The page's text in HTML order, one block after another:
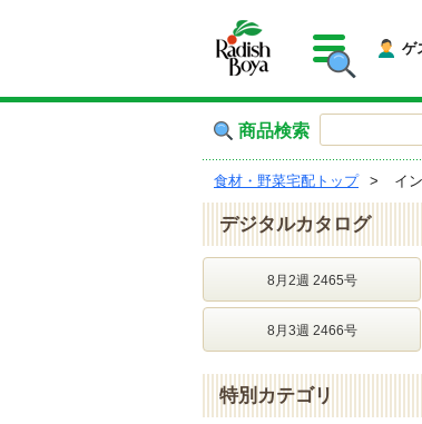
ゲ
商品検索
食材・野菜宅配トップ イ
デジタルカタログ
8月2週 2465号
8月3週 2466号
特別カテゴリ